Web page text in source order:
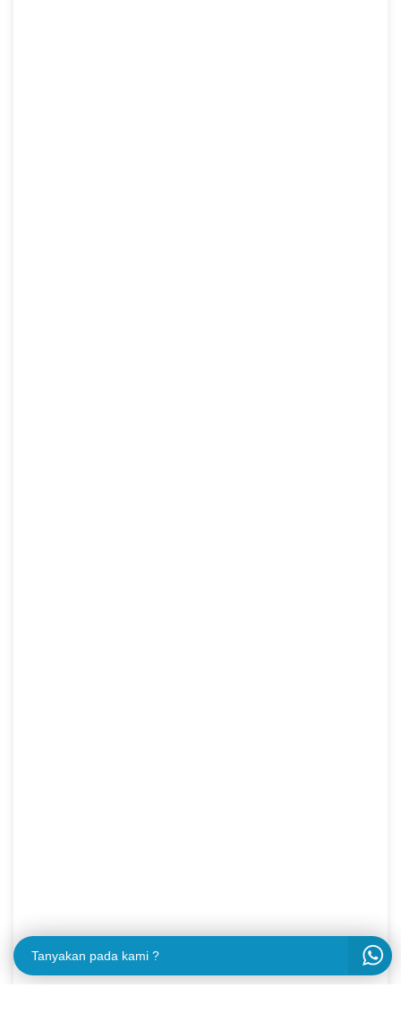
Tanyakan pada kami ?